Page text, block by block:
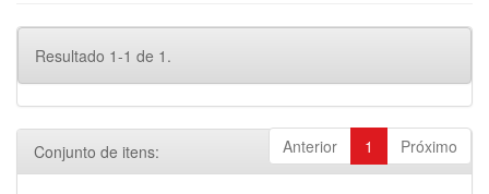
Resultado 1-1 de 1.
Anterior 1 Próximo
Conjunto de itens: